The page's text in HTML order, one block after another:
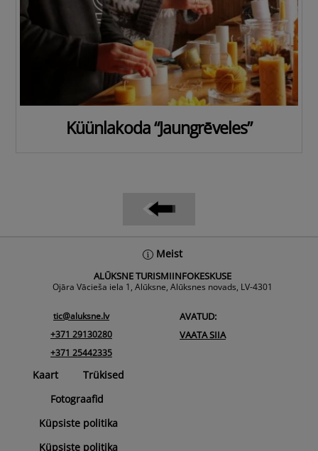
Küünlakoda “Jaungrēveles”
Meist
ALŪKSNE TURISMIINFOKESKUSE
Ojāra Vācieša iela 1, Alūksne, Alūksnes novads, LV-4301
tic@aluksne.lv
+371 29130280
+371 25442335
AVATUD:
VAATA SIIA
Kaart
Trükised
Fotograafid
Küpsiste politika
Küpsiste politika